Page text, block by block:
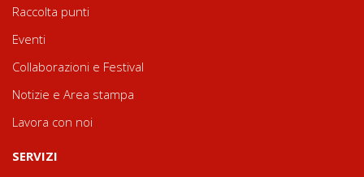
Raccolta punti
Eventi
Collaborazioni e Festival
Notizie e Area stampa
Lavora con noi
SERVIZI